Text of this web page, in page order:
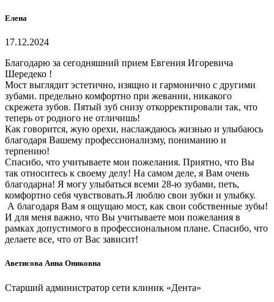
Елена
17.12.2024
Благодарю за сегодняшний прием Евгения Игоревича
Шередеко !
Мост выглядит эстетично, изящно и гармонично с другими
зубами. предельно комфортно при жевании, никакого
скрежета зубов. Пятый зуб снизу откорректировали так, что
теперь от родного не отличишь!
Как говорится, жую орехи, наслаждаюсь жизнью и улыбаюсь
благодаря Вашему профессионализму, пониманию и
терпению!
Спасибо, что учитываете мои пожелания. Приятно, что Вы
так относитесь к своему делу! На самом деле, я Вам очень
благодарна! Я могу улыбаться всеми 28-ю зубами, петь,
комфортно себя чувствовать.Я люблю свои зубки и улыбку.
А благодаря Вам я ощущаю мост, как свои собственные зубы!
И для меня важно, что Вы учитываете мои пожелания в
рамках допустимого в профессиональном плане. Спасибо, что
делаете все, что от Вас зависит!
Аветисова Анна Ониковна
Старший администратор сети клиник «Дента»